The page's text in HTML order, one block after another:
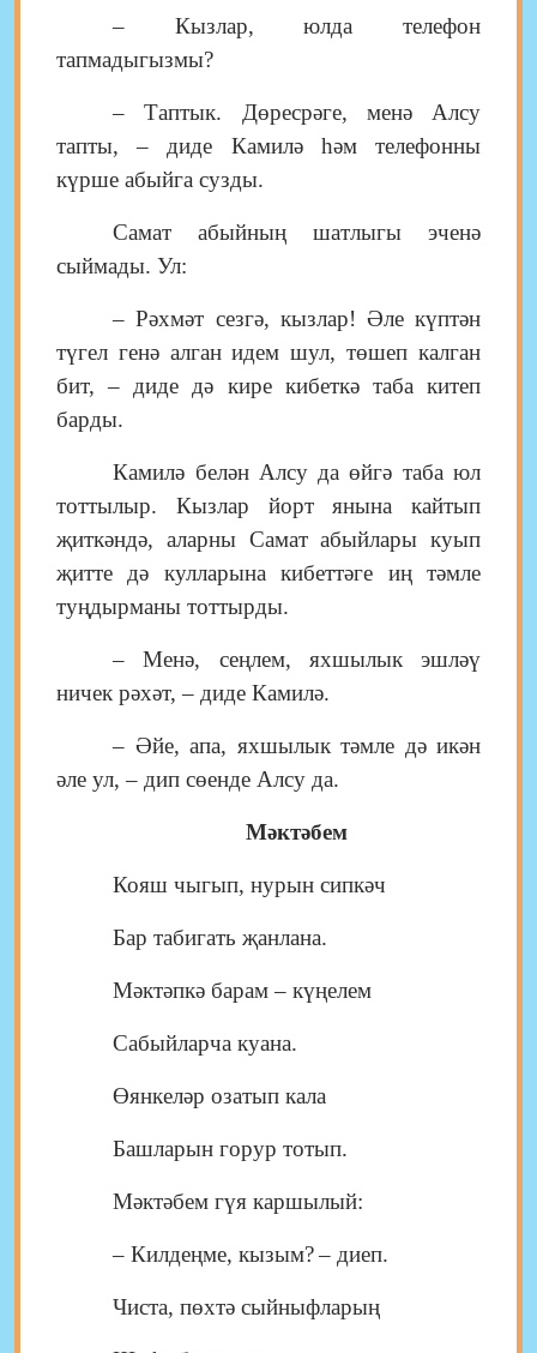
– Кызлар, юлда телефон
тапмадыгызмы?
– Таптык. Дөресрәге, менә Алсу
тапты, – диде Камилә һәм телефонны
күрше абыйга сузды.
Самат абыйның шатлыгы эченә
сыймады. Ул:
– Рәхмәт сезгә, кызлар! Әле күптән
түгел генә алган идем шул, төшеп калган
бит, – диде дә кире кибеткә таба китеп
барды.
Камилә белән Алсу да өйгә таба юл
тоттылыр. Кызлар йорт янына кайтып
җиткәндә, аларны Самат абыйлары куып
җитте дә кулларына кибеттәге иң тәмле
туңдырманы тоттырды.
– Менә, сеңлем, яхшылык эшләү
ничек рәхәт, – диде Камилә.
– Әйе, апа, яхшылык тәмле дә икән
әле ул, – дип сөенде Алсу да.
Мәктәбем
Кояш чыгып, нурын сипкәч
Бар табигать җанлана.
Мәктәпкә барам ‒ күңелем
Сабыйларча куана.
Өянкеләр озатып кала
Башларын горур тотып.
Мәктәбем гүя каршылый:
‒ Килдеңме, кызым? ‒ диеп.
Чиста, пөхтә сыйныфларың